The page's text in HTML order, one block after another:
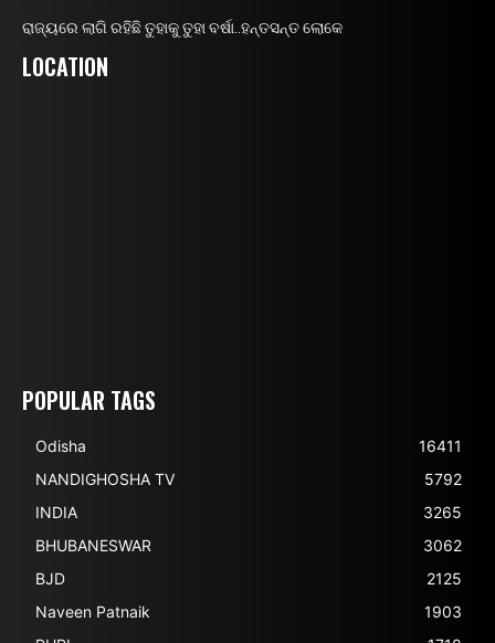
ରାଜ୍ୟରେ ଲାଗି ରହିଛି ତୁହାକୁ ତୁହା ବର୍ଷା..ହନ୍ତସନ୍ତ ଲୋକେ
LOCATION
POPULAR TAGS
Odisha
16411
NANDIGHOSHA TV
5792
INDIA
3265
BHUBANESWAR
3062
BJD
2125
Naveen Patnaik
1903